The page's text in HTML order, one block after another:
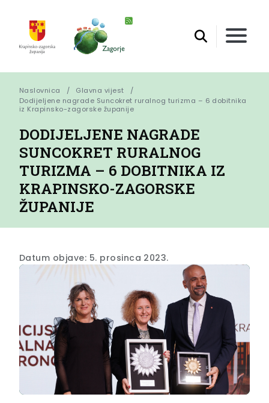
Naslovnica
Glavna vijest
Dodijeljene nagrade Suncokret ruralnog turizma – 6 dobitnika
iz Krapinsko-zagorske županije
DODIJELJENE NAGRADE
SUNCOKRET RURALNOG
TURIZMA – 6 DOBITNIKA IZ
KRAPINSKO-ZAGORSKE
ŽUPANIJE
Datum objave: 5. prosinca 2023.